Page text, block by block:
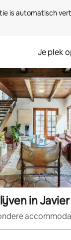
is automatisch
Je plek
in Javier